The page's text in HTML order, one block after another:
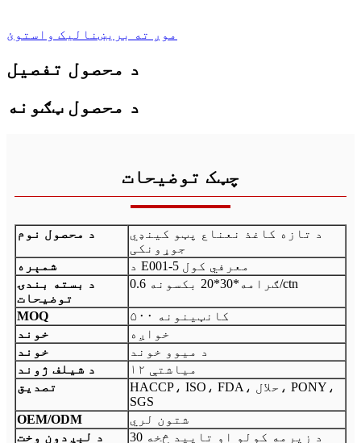
موږ ته بریښنالیک واستوئ
د محصول تفصیل
د محصول ټګونه
چټک توضیحات
د محصول نوم
د تازه کاغذ نعناع پټو کینډي
جوړونکی
شمېره
د E001-5 معرفي کول
د بسته بندۍ
توضیحات
0.6 ګرامه*30*20 بکسونه/ctn
MOQ
۵۰۰ کانټینونه
خوند
خواږه
خوند
د میوو خوند
د شیلف ژوند
۱۲ میاشتې
تصدیق
HACCP، ISO، FDA، حلال، PONY،
SGS
OEM/ODM
شتون لري
د لېږدون وخت
د زیرمه کولو او تایید څخه 30